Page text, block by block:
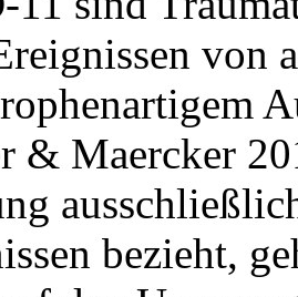
von
& Maercker
bezieht,